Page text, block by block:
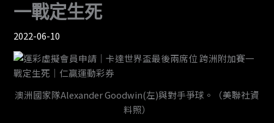
一戰定生死
2022-06-10
澳洲國家隊Alexander Goodwin(左)與對手爭球。（美聯社資
料照）